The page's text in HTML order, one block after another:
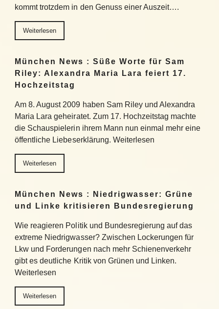
kommt trotzdem in den Genuss einer Auszeit….
Weiterlesen
München News : Süße Worte für Sam
Riley: Alexandra Maria Lara feiert 17.
Hochzeitstag
Am 8. August 2009 haben Sam Riley und Alexandra
Maria Lara geheiratet. Zum 17. Hochzeitstag machte
die Schauspielerin ihrem Mann nun einmal mehr eine
öffentliche Liebeserklärung. Weiterlesen
Weiterlesen
München News : Niedrigwasser: Grüne
und Linke kritisieren Bundesregierung
Wie reagieren Politik und Bundesregierung auf das
extreme Niedrigwasser? Zwischen Lockerungen für
Lkw und Forderungen nach mehr Schienenverkehr
gibt es deutliche Kritik von Grünen und Linken.
Weiterlesen
Weiterlesen